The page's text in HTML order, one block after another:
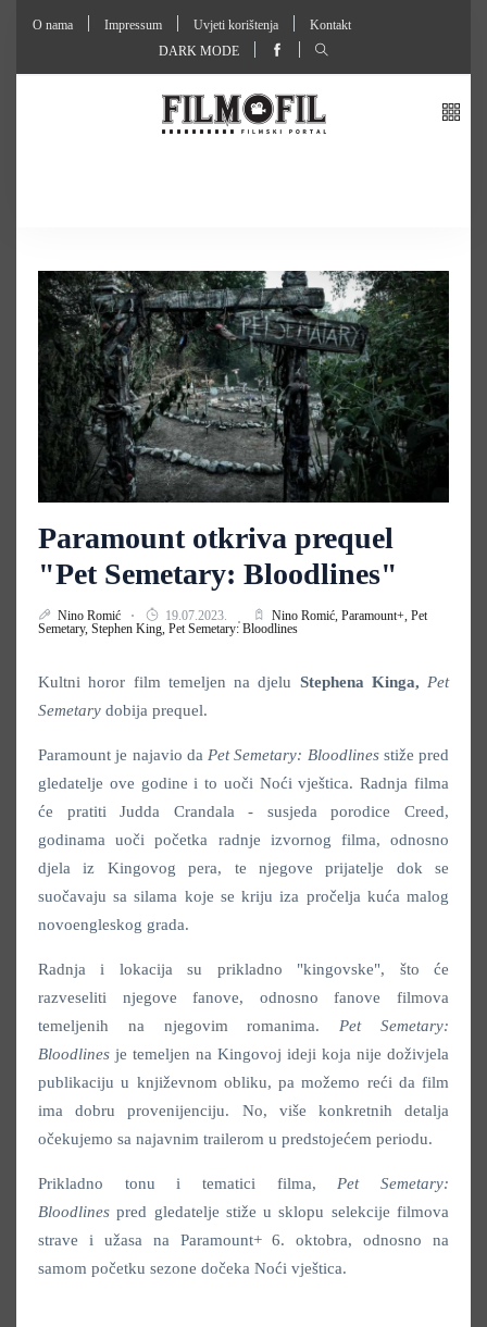
O nama Impressum Uvjeti korištenja
Kontakt
DARK MODE
Paramount otkriva prequel
"Pet Semetary: Bloodlines"
Nino Romić 19.07.2023. Nino Romić, Paramount+, Pet
Semetary, Stephen King, Pet Semetary: Bloodlines
Kultni horor film temeljen na djelu Stephena Kinga, Pet
Semetary dobija prequel.
Paramount je najavio da Pet Semetary: Bloodlines stiže pred
gledatelje ove godine i to uoči Noći vještica. Radnja filma
će pratiti Judda Crandala - susjeda porodice Creed,
godinama uoči početka radnje izvornog filma, odnosno
djela iz Kingovog pera, te njegove prijatelje dok se
suočavaju sa silama koje se kriju iza pročelja kuća malog
novoengleskog grada.
Radnja i lokacija su prikladno "kingovske", što će
razveseliti njegove fanove, odnosno fanove filmova
temeljenih na njegovim romanima. Pet Semetary:
Bloodlines je temeljen na Kingovoj ideji koja nije doživjela
publikaciju u književnom obliku, pa možemo reći da film
ima dobru provenijenciju. No, više konkretnih detalja
očekujemo sa najavnim trailerom u predstojećem periodu.
Prikladno tonu i tematici filma, Pet Semetary:
Bloodlinespred gledatelje stiže u sklopu selekcije filmova
strave i užasa na Paramount+ 6. oktobra, odnosno na
samom početku sezone dočeka Noći vještica.